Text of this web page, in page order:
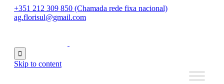
+351 212 309 850 (Chamada rede fixa nacional)
ag.florisul@gmail.com

Skip to content